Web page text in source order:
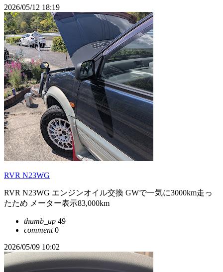
2026/05/12 18:19
RVR N23WG
RVR N23WG エンジンオイル交換 GWで一気に3000km走っ
たため メーター表示83,000km
thumb_up 49
comment0
2026/05/09 10:02